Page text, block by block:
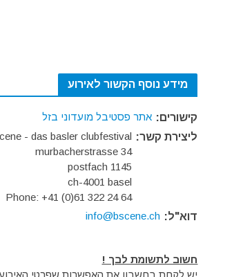
מידע נוסף הקשור לאירוע
קישורים: אתר פסטיבל מועדוני בזל
ליצירת קשר: - das basler clubfestival
murbacherstrasse 34
postfach 1145
ch-4001 basel
Phone: +41 (0)61 322 24 64
דוא"ל: info@bscene.ch
חשוב לתשומת לבך !